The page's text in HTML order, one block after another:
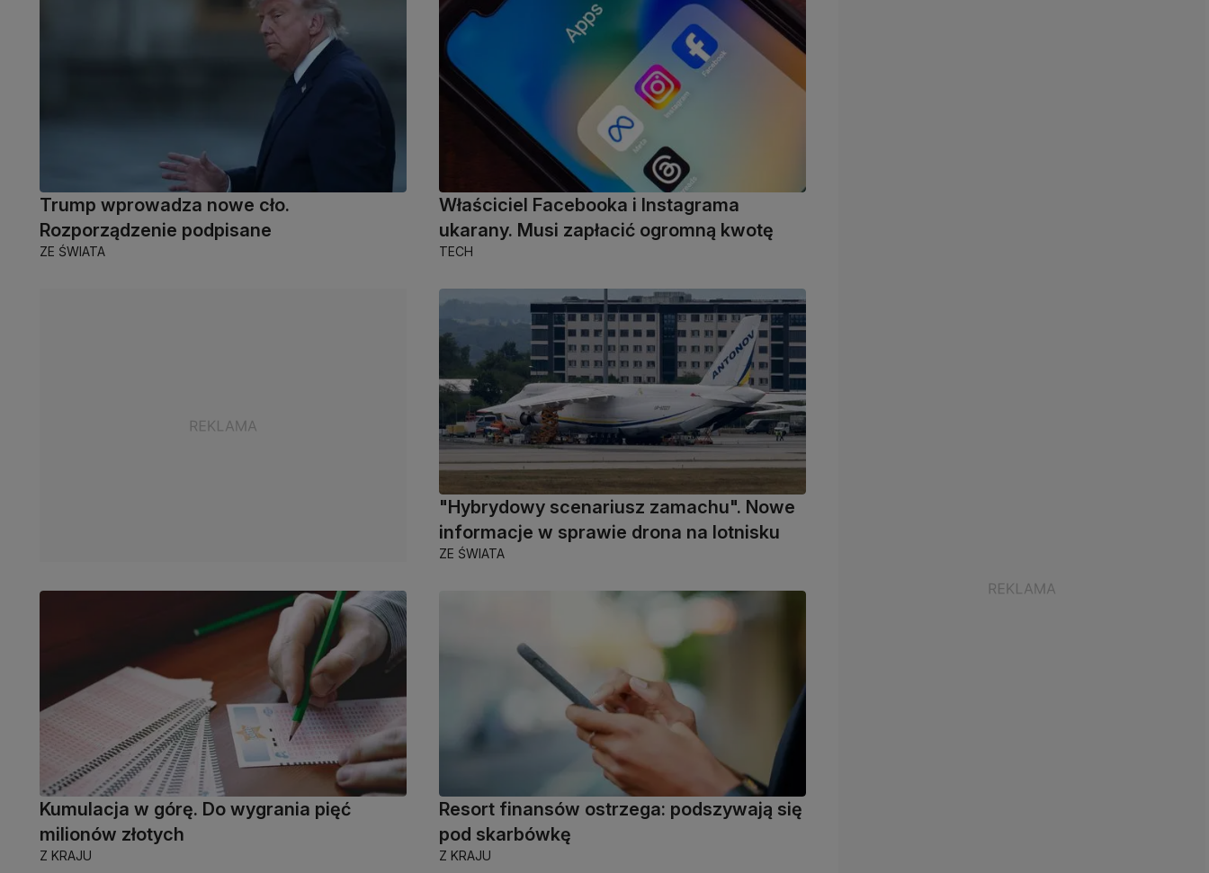
Trump wprowadza nowe cło.
Rozporządzenie podpisane
ZE ŚWIATA
Właściciel Facebooka i Instagrama
ukarany. Musi zapłacić ogromną kwotę
TECH
"Hybrydowy scenariusz zamachu". Nowe
informacje w sprawie drona na lotnisku
ZE ŚWIATA
Kumulacja w górę. Do wygrania pięć
milionów złotych
Z KRAJU
Resort finansów ostrzega: podszywają się
pod skarbówkę
Z KRAJU